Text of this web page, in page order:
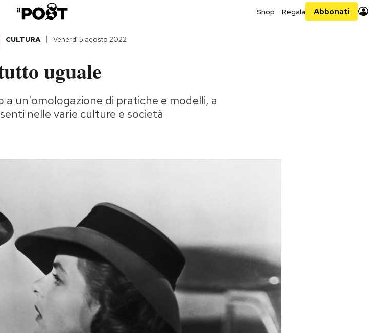
Shop Regala Abbonati
CULTURA Venerdì 5 agosto 2022
uguale
un'omologazione di pratiche e modelli, a
nelle varie culture e società